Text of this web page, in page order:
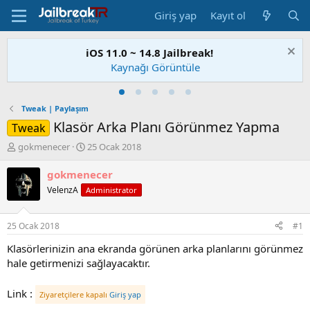
Giriş yap Kayıt ol
iOS 11.0 ~ 14.8 Jailbreak!
Kaynağı Görüntüle
Tweak | Paylaşım
Tweak Klasör Arka Planı Görünmez Yapma
K
n
u
S
a
h
i
b
gokmenecer
B
ş
l
a
ı
ç
a
r
i
25 Ocak 2018
gokmenecer
VelenzA Administrator
25 Ocak 2018 #1
Klasörlerinizin ana ekranda görünen arka planlarını görünmez
hale getirmenizi sağlayacaktır.
Link : Ziyaretçilere kapalı Giriş yap